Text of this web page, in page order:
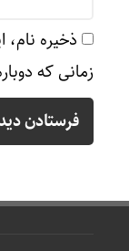
ذخیره
زمانی که